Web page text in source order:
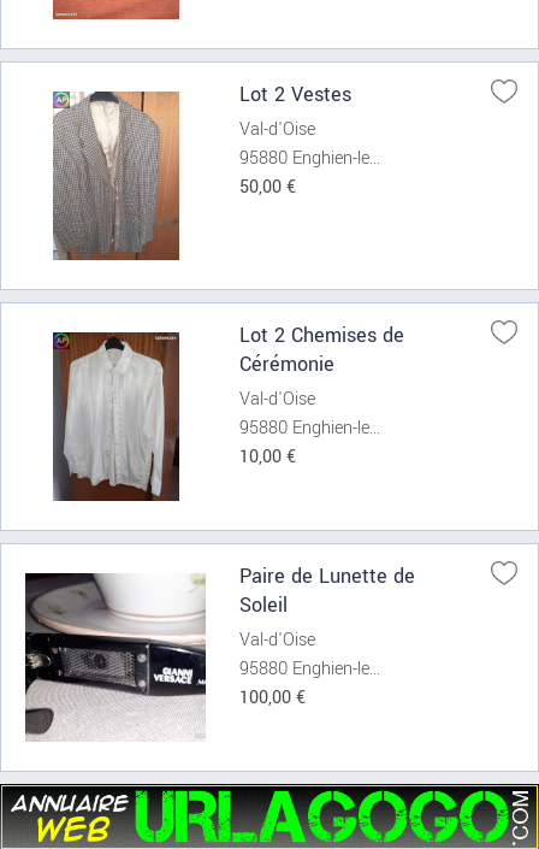
Lot 2 Vestes
Val-d'Oise
95880 Enghien-le...
50,00 €
Lot 2 Chemises de
Cérémonie
Val-d'Oise
95880 Enghien-le...
10,00 €
Paire de Lunette de
Soleil
Val-d'Oise
95880 Enghien-le...
100,00 €